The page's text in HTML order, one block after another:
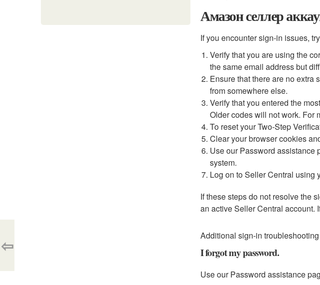
Амазон селлер
If you encounter sign-in issues,
Verify that you are using the
the same email address but
Ensure that there are no extra
from somewhere else.
Verify that you entered the
Older codes will not work. For
To reset your Two-Step
Clear your browser cookies
Use our Password assistance
system.
Log on to Seller Central using
If these steps do not resolve the
an active Seller Central account.
Additional sign-in troubleshooting
I forgot my password.
Use our Password assistance
⇦